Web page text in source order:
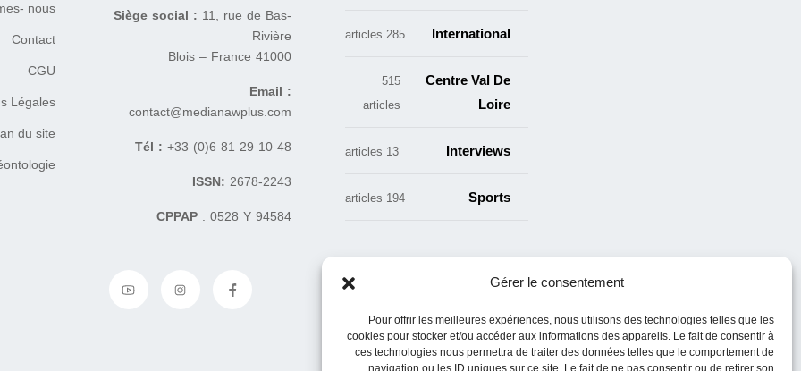
Gérer le consentement
Pour offrir les meilleures expériences, nous utilisons des technologies telles que les
cookies pour stocker et/ou accéder aux informations des appareils. Le fait de consentir à
ces technologies nous permettra de traiter des données telles que le comportement de
navigation ou les ID uniques sur ce site. Le fait de ne pas consentir ou de retirer son
International
285 articles
Centre Val De
Loire
515
articles
Interviews
13 articles
Sports
194 articles
Siège social : 11, rue de Bas-
Rivière
41000 Blois – France
Email :
contact@medianawplus.com
Tél :+33 (0)6 81 29 10 48
ISSN:2678-2243
CPPAP : 0528 Y 94584
nous ?
Contact
CGU
Légales
du site